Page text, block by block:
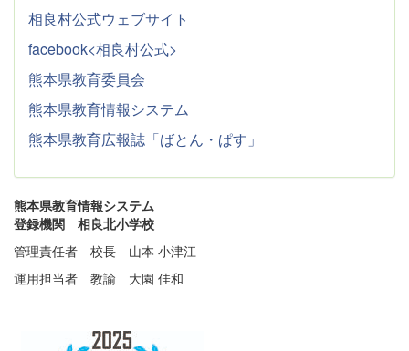
相良村公式ウェブサイト
facebook<相良村公式>
熊本県教育委員会
熊本県教育情報システム
熊本県教育広報誌「ばとん・ぱす」
熊本県教育情報システム
登録機関 相良北小学校
管理責任者 校長 山本 小津江
運用担当者 教諭 大園 佳和